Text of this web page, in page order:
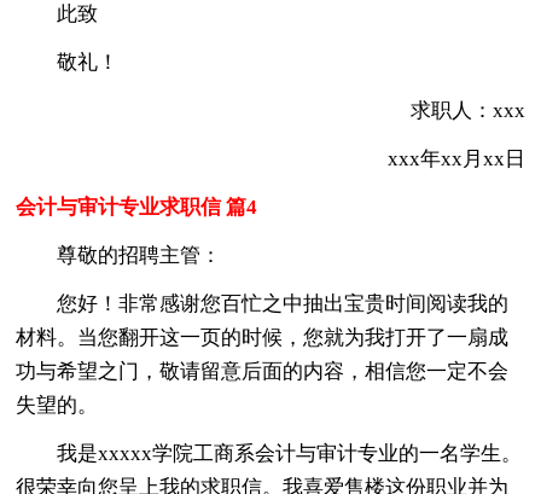
此致
敬礼！
求职人：xxx
xxx年xx月xx日
会计与审计专业求职信 篇4
尊敬的招聘主管：
您好！非常感谢您百忙之中抽出宝贵时间阅读我的
材料。当您翻开这一页的时候，您就为我打开了一扇成
功与希望之门，敬请留意后面的内容，相信您一定不会
失望的。
我是xxxxx学院工商系会计与审计专业的一名学生。
很荣幸向您呈上我的求职信。我喜爱售楼这份职业并为